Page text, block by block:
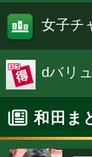
女子チ
dバリ
和田ま